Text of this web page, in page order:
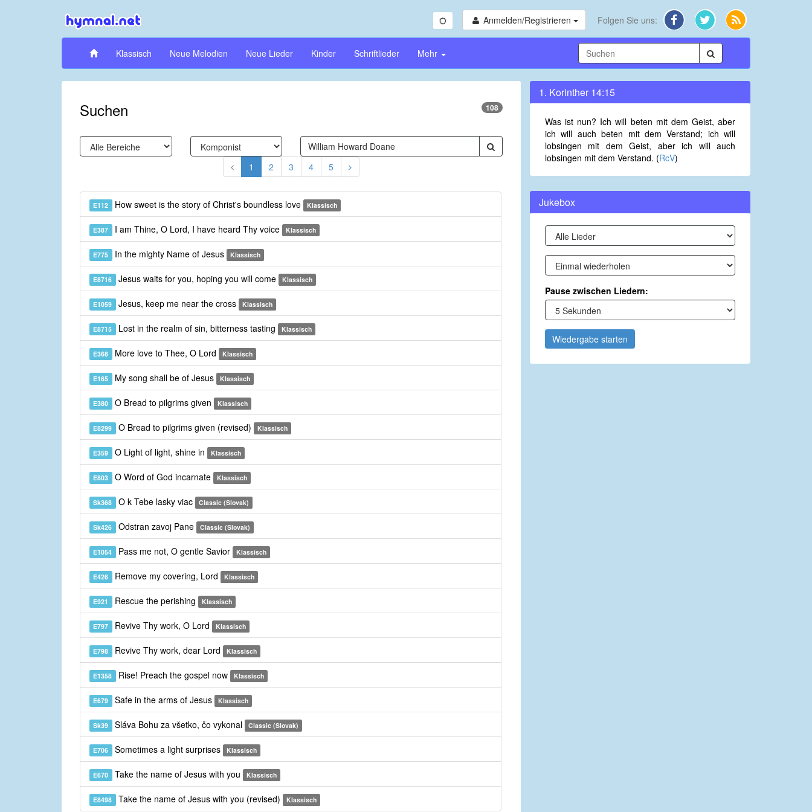
Anmelden/Registrieren Folgen Sie uns:
Klassisch Neue Melodien Neue Lieder Kinder Schriftlieder Mehr
Suchen 108
1 2 3 4 5
E112 How sweet is the story of Christ's boundless love Klassisch
E387 I am Thine, O Lord, I have heard Thy voice Klassisch
E775 In the mighty Name of Jesus Klassisch
E8716 Jesus waits for you, hoping you will come Klassisch
E1059 Jesus, keep me near the cross Klassisch
E8715 Lost in the realm of sin, bitterness tasting Klassisch
E368 More love to Thee, O Lord Klassisch
E165 My song shall be of Jesus Klassisch
E380 O Bread to pilgrims given Klassisch
E8299 O Bread to pilgrims given (revised) Klassisch
E359 O Light of light, shine in Klassisch
E803 O Word of God incarnate Klassisch
Sk368 O k Tebe lasky viac Classic (Slovak)
Sk426 Odstran zavoj Pane Classic (Slovak)
E1054 Pass me not, O gentle Savior Klassisch
E426 Remove my covering, Lord Klassisch
E921 Rescue the perishing Klassisch
E797 Revive Thy work, O Lord Klassisch
E798 Revive Thy work, dear Lord Klassisch
E1358 Rise! Preach the gospel now Klassisch
E679 Safe in the arms of Jesus Klassisch
Sk39 Sláva Bohu za všetko, čo vykonal Classic (Slovak)
E706 Sometimes a light surprises Klassisch
E670 Take the name of Jesus with you Klassisch
E8498 Take the name of Jesus with you (revised) Klassisch
1. Korinther 14:15
Was ist nun? Ich will beten mit dem Geist, aber
ich will auch beten mit dem Verstand; ich will
lobsingen mit dem Geist, aber ich will auch
lobsingen mit dem Verstand. (RcV)
Jukebox
Pause zwischen Liedern:
Wiedergabe starten